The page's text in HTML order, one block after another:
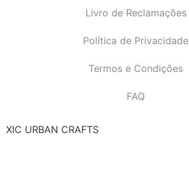
Livro de Reclamações
Política de Privacidade
Termos e Condições
FAQ
XIC URBAN CRAFTS